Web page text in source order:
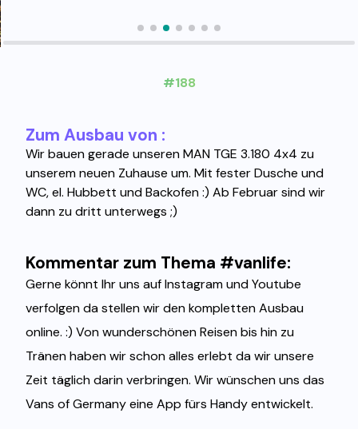
#188
Zum Ausbau von :
Wir bauen gerade unseren MAN TGE 3.180 4x4 zu
unserem neuen Zuhause um. Mit fester Dusche und
WC, el. Hubbett und Backofen :) Ab Februar sind wir
dann zu dritt unterwegs ;)
Kommentar zum Thema #vanlife:
Gerne könnt Ihr uns auf Instagram und Youtube
verfolgen da stellen wir den kompletten Ausbau
online. :) Von wunderschönen Reisen bis hin zu
Tränen haben wir schon alles erlebt da wir unsere
Zeit täglich darin verbringen. Wir wünschen uns das
Vans of Germany eine App fürs Handy entwickelt.